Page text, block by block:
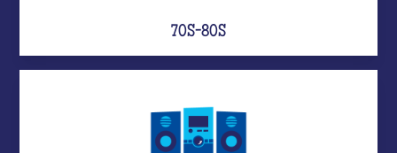
70S-80S